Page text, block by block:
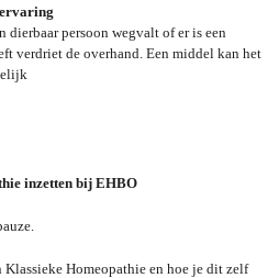
dierbaar persoon wegvalt of er is een
verdriet de overhand. Een middel kan het
inzetten bij EHBO
Homeopathie en hoe je dit zelf